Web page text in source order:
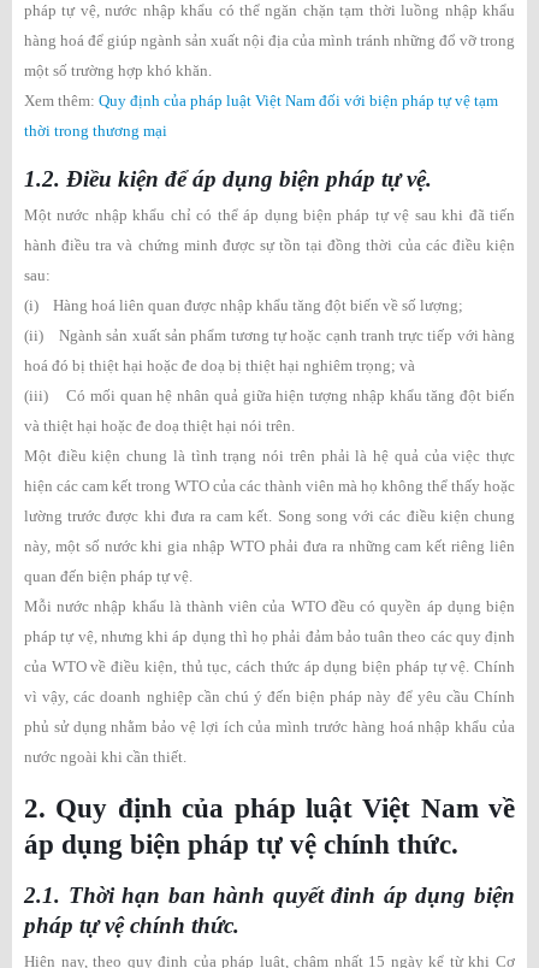
pháp tự vệ, nước nhập khẩu có thể ngăn chặn tạm thời luồng nhập khẩu
hàng hoá để giúp ngành sản xuất nội địa của mình tránh những đổ vỡ trong
một số trường hợp khó khăn.
Xem thêm: Quy định của pháp luật Việt Nam đối với biện pháp tự vệ tạm
thời trong thương mại
1.2. Điều kiện để áp dụng biện pháp tự vệ.
Một nước nhập khẩu chỉ có thể áp dụng biện pháp tự vệ sau khi đã tiến
hành điều tra và chứng minh được sự tồn tại đồng thời của các điều kiện
sau:
(i) Hàng hoá liên quan được nhập khẩu tăng đột biến về số lượng;
(ii) Ngành sản xuất sản phẩm tương tự hoặc cạnh tranh trực tiếp với hàng
hoá đó bị thiệt hại hoặc đe doạ bị thiệt hại nghiêm trọng; và
(iii) Có mối quan hệ nhân quả giữa hiện tượng nhập khẩu tăng đột biến
và thiệt hại hoặc đe doạ thiệt hại nói trên.
Một điều kiện chung là tình trạng nói trên phải là hệ quả của việc thực
hiện các cam kết trong WTO của các thành viên mà họ không thể thấy hoặc
lường trước được khi đưa ra cam kết. Song song với các điều kiện chung
này, một số nước khi gia nhập WTO phải đưa ra những cam kết riêng liên
quan đến biện pháp tự vệ.
Mỗi nước nhập khẩu là thành viên của WTO đều có quyền áp dụng biện
pháp tự vệ, nhưng khi áp dụng thì họ phải đảm bảo tuân theo các quy định
của WTO về điều kiện, thủ tục, cách thức áp dụng biện pháp tự vệ. Chính
vì vậy, các doanh nghiệp cần chú ý đến biện pháp này để yêu cầu Chính
phủ sử dụng nhằm bảo vệ lợi ích của mình trước hàng hoá nhập khẩu của
nước ngoài khi cần thiết.
2. Quy định của pháp luật Việt Nam về
áp dụng biện pháp tự vệ chính thức.
2.1. Thời hạn ban hành quyết đinh áp dụng biện
pháp tự vệ chính thức.
Hiện nay, theo quy định của pháp luật, chậm nhất 15 ngày kể từ khi Cơ